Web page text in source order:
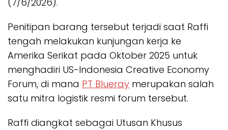
Penitipan barang tersebut terjadi saat Raffi
tengah melakukan kunjungan kerja ke
Amerika Serikat pada Oktober 2025 untuk
menghadiri US-Indonesia Creative Economy
Forum, di mana PT Blueray merupakan salah
satu mitra logistik resmi forum tersebut.
Raffi diangkat sebagai Utusan Khusus